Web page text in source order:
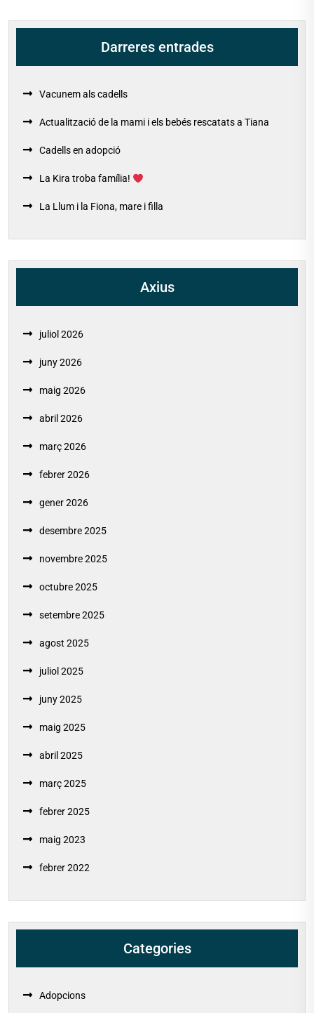
Darreres entrades
Vacunem als cadells
Actualització de la mami i els bebés rescatats a Tiana
Cadells en adopció
La Kira troba família!
La Llum i la Fiona, mare i filla
Axius
juliol 2026
juny 2026
maig 2026
abril 2026
març 2026
febrer 2026
gener 2026
desembre 2025
novembre 2025
octubre 2025
setembre 2025
agost 2025
juliol 2025
juny 2025
maig 2025
abril 2025
març 2025
febrer 2025
maig 2023
febrer 2022
Categories
Adopcions